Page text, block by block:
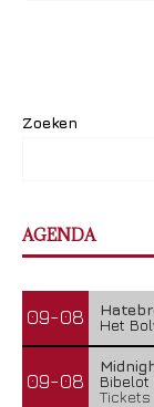
Zoeken
AGENDA
09-08
Het
09-08
Bibelot
Tickets